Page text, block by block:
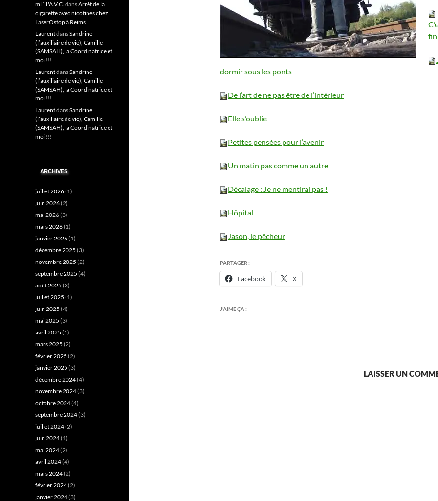
fini
dormir sous les ponts
De l’art de ne pasêtre de l’intérieur
Elle s’oublie
Petites pensées pour l’avenir
Un matin pas comme un autre
Décalage : Je ne mentirai pas !
Hôpital
Jason, le pêcheur
PARTAGER :
Facebook X
J’AIME ÇA :
LAISSER UN
ml * L'A.V.C. dansArrêt de la
cigarette avec nicotines chez
LaserOstop à Reims
LaurentdansSandrine
(l’auxiliaire de vie), Camille
(SAMSAH), la Coordinatrice et
moi !!!
LaurentdansSandrine
(l’auxiliaire de vie), Camille
(SAMSAH), la Coordinatrice et
moi !!!
LaurentdansSandrine
(l’auxiliaire de vie), Camille
(SAMSAH), la Coordinatrice et
moi !!!
ARCHIVES
juillet 2026(1)
juin 2026(2)
mai 2026(3)
mars 2026(1)
janvier 2026(1)
décembre 2025 (3)
novembre 2025 (2)
septembre 2025 (4)
août 2025 (3)
juillet 2025 (1)
juin 2025 (4)
mai 2025 (3)
avril 2025 (1)
mars 2025 (2)
février 2025 (2)
janvier 2025 (3)
décembre 2024(4)
novembre 2024(3)
octobre 2024(4)
septembre 2024(3)
juillet 2024(2)
juin 2024(1)
mai 2024(2)
avril 2024(4)
mars 2024(2)
février 2024(2)
janvier 2024(3)